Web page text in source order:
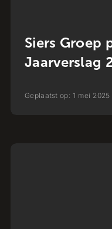
Siers Groep
Jaarverslag
Geplaatst op: 1 mei 2025